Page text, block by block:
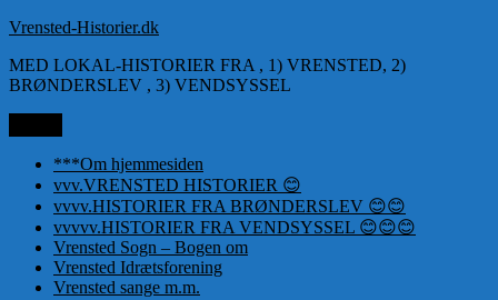
Videre
indhold
Vrensted-Historier.dk
MED LOKAL-HISTORIER FRA , 1) VRENSTED, 2)
BRØNDERSLEV , 3) VENDSYSSEL
***Om hjemmesiden
vvv.VRENSTED HISTORIER 😊
vvvv.HISTORIER FRA BRØNDERSLEV 😊😊
vvvvv.HISTORIER FRA VENDSYSSEL 😊😊😊
Vrensted Sogn – Bogen om
Vrensted Idrætsforening
Vrensted sange m.m.